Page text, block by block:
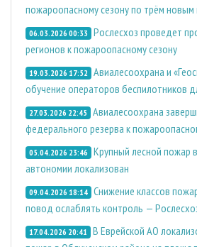
пожароопасному сезону по трём новым
06.03.2026 00:33 Рослесхоз проведет
регионов к пожароопасному сезону
19.03.2026 17:52 Авиалесоохрана и
обучение операторов беспилотников
27.03.2026 22:45 Авиалесоохрана
федерального резерва к
05.04.2026 23:46 Крупный лесной пожар
автономии локализован
09.04.2026 18:14 Снижение классов
повод ослаблять контроль —
17.04.2026 20:41 В Еврейской АО